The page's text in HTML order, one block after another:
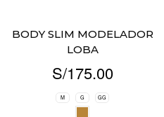
BODY SLIM MODELADOR
LOBA
S/175.00
M G GG